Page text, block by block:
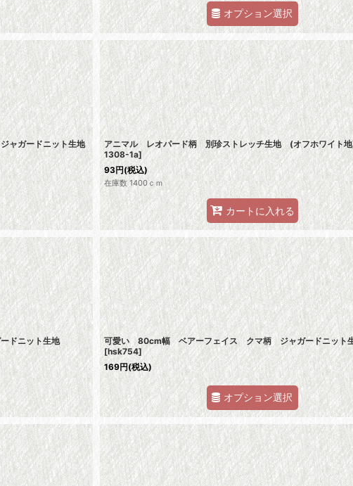
オプション選択
ガードニット生地
アニマル レオパード柄 別珍ストレッチ生地 (オフホワイト
1308-1a]
93円(税込)
在庫数 1400ｃｍ
カートに入れる
ドニット生地
可愛い 80cm幅 ベアーフェイス クマ柄 ジャガードニット
[hsk754]
169円(税込)
オプション選択